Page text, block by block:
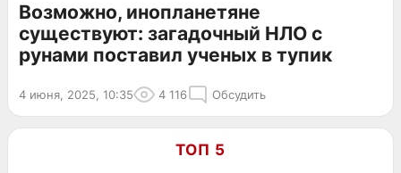
Возможно, инопланетяне
существуют: загадочный НЛО с
рунами поставил ученых в тупик
4 июня, 2025, 10:35 4 116 Обсудить
ТОП 5